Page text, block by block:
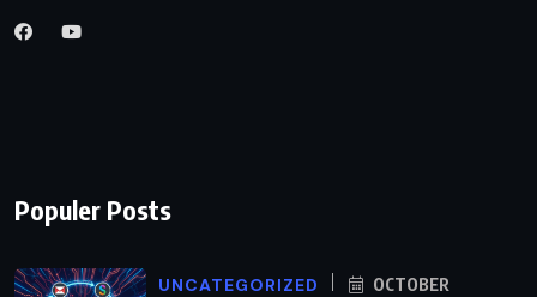
Populer Posts
UNCATEGORIZED
OCTOBER